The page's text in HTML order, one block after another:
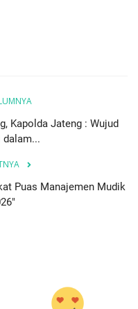
Kapolda Jateng : Wujud
dalam...
Puas Manajemen Mudik